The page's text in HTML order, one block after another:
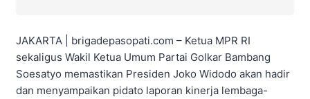
JAKARTA | brigadepasopati.com – Ketua MPR RI
sekaligus Wakil Ketua Umum Partai Golkar Bambang
Soesatyo memastikan Presiden Joko Widodo akan hadir
dan menyampaikan pidato laporan kinerja lembaga-